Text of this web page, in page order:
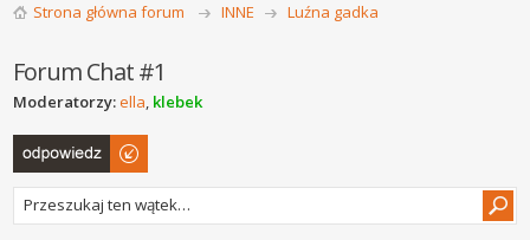
Strona główna forum INNE Luźna gadka
Forum Chat #1
Moderatorzy:ella, klebek
Odpowiedz